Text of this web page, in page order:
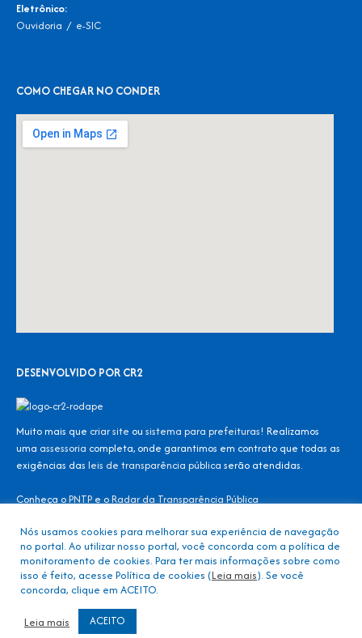
Eletrônico:
Ouvidoria / e-SIC
COMO CHEGAR NO CONDER
DESENVOLVIDO POR CR2
Muito mais que criar site ou sistema para prefeituras! Realizamos
uma assessoria completa, onde garantimos em contrato que todas as
exigências das leis de transparência pública serão atendidas.
Conheça oPNTPe oRadar da Transparência Pública
Todos os direitos reservados ao Consórcio Intermunicipal – CONDER
Mapa do Site Acessar Área Administrativa
Nós usamos cookies para melhorar sua experiência de navegação
no portal. Ao utilizar nosso portal, você concorda com a política de
monitoramento de cookies. Para ter mais informações sobre como
isso é feito, acesse Política de cookies (Leia mais). Se você
concorda, clique em ACEITO.
Leia mais
ACEITO